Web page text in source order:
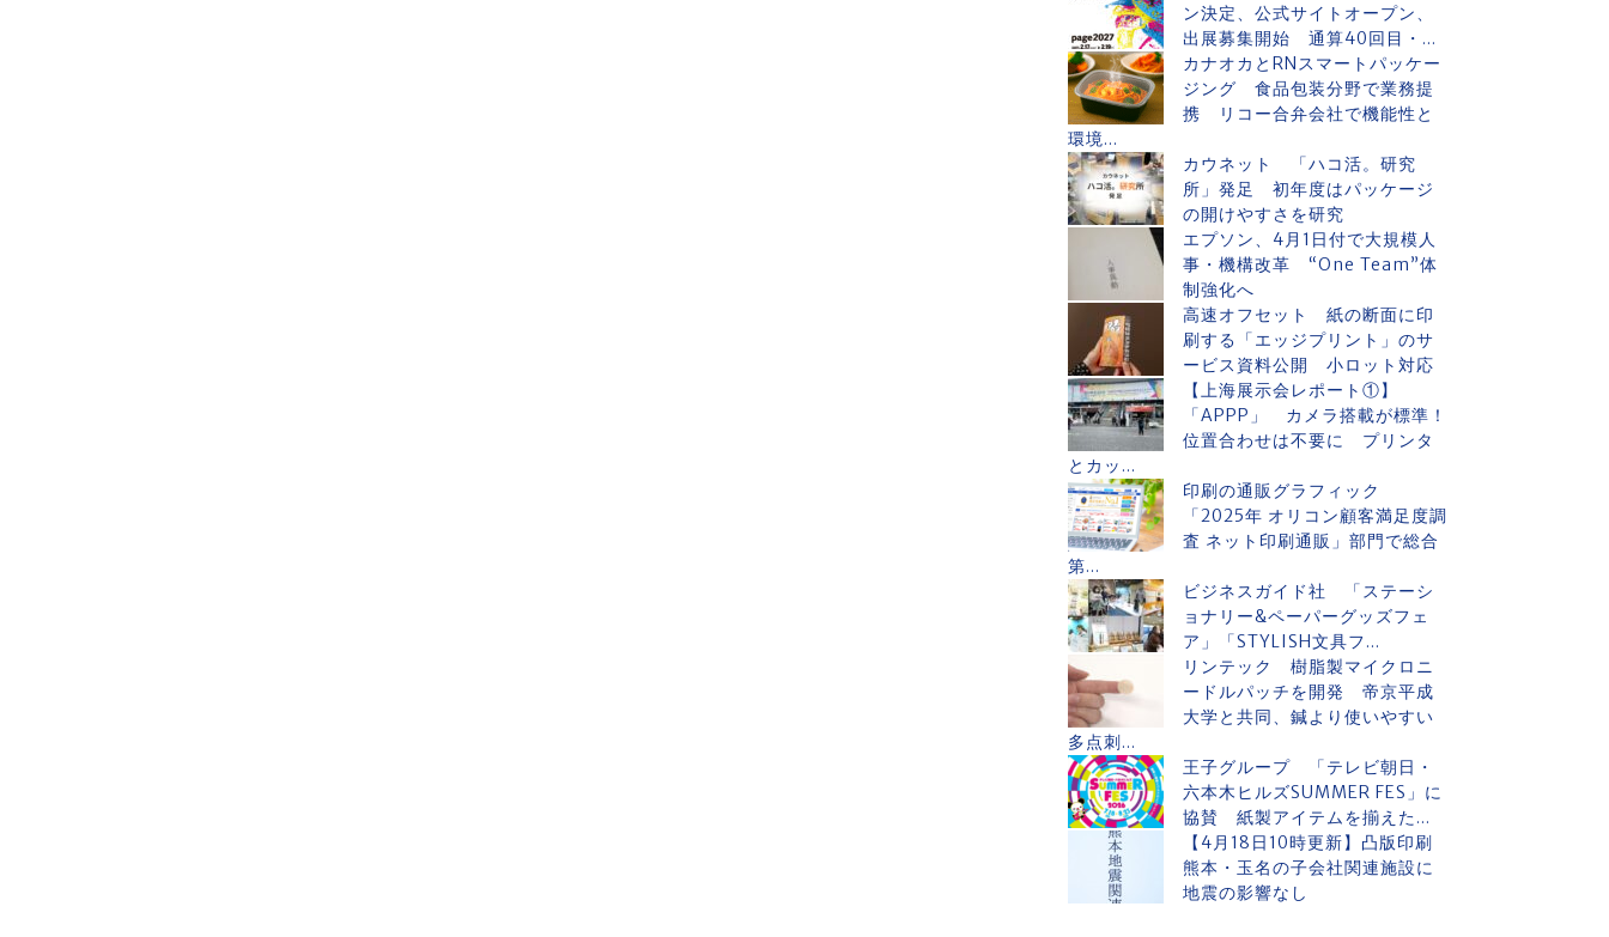
ン決定、公式サイトオープン、
出展募集開始 通算40回目・...
カナオカとRNスマートパッケー
ジング 食品包装分野で業務提
携 リコー合弁会社で機能性と
環境...
カウネット 「ハコ活。研究
所」発足 初年度はパッケージ
の開けやすさを研究
エプソン、4月1日付で大規模人
事・機構改革 “One Team”体
制強化へ
高速オフセット 紙の断面に印
刷する「エッジプリント」のサ
ービス資料公開 小ロット対応
【上海展示会レポート①】
「APPP」 カメラ搭載が標準！
位置合わせは不要に プリンタ
とカッ...
印刷の通販グラフィック
「2025年 オリコン顧客満足度調
査 ネット印刷通販」部門で総合
第...
ビジネスガイド社 「ステーシ
ョナリー&ペーパーグッズフェ
ア」「STYLISH文具フ...
リンテック 樹脂製マイクロニ
ードルパッチを開発 帝京平成
大学と共同、鍼より使いやすい
多点刺...
王子グループ 「テレビ朝日・
六本木ヒルズSUMMER FES」に
協賛 紙製アイテムを揃えた...
【4月18日10時更新】凸版印刷
熊本・玉名の子会社関連施設に
地震の影響なし